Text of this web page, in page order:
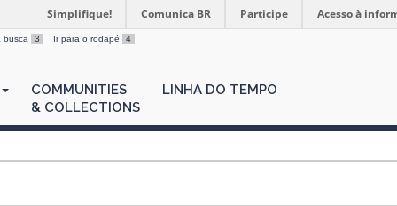
Simplifique! Comunica BR Participe Acesso à
busca 3 Ir para o rodapé 4
COMMUNITIES
& COLLECTIONS
LINHA DO TEMPO